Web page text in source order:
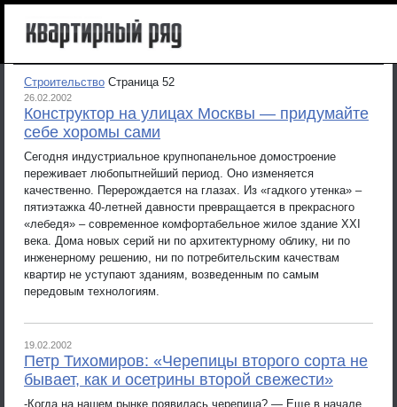
Строительство Страница 52
26.02.2002
Конструктор на улицах Москвы — придумайте
себе хоромы сами
Сегодня индустриальное крупнопанельное домостроение
переживает любопытнейший период. Оно изменяется
качественно. Перерождается на глазах. Из «гадкого утенка» –
пятиэтажка 40-летней давности превращается в прекрасного
«лебедя» – современное комфортабельное жилое здание XXI
века. Дома новых серий ни по архитектурному облику, ни по
инженерному решению, ни по потребительским качествам
квартир не уступают зданиям, возведенным по самым
передовым технологиям.
19.02.2002
Петр Тихомиров: «Черепицы второго сорта не
бывает, как и осетрины второй свежести»
-Когда на нашем рынке появилась черепица? — Еще в начале